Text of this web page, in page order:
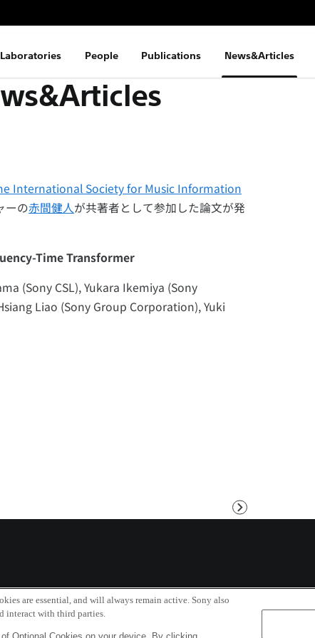
Laboratories People Publications News&Articles
International Society for Music Information
ーの赤間健人が共著者として参加した論文が発
Time Transformer
(Sony CSL), Yukara Ikemiya (Sony
Liao (Sony Group Corporation), Yuki
次
are essential, and will always remain active. Sony also
interact with third parties.